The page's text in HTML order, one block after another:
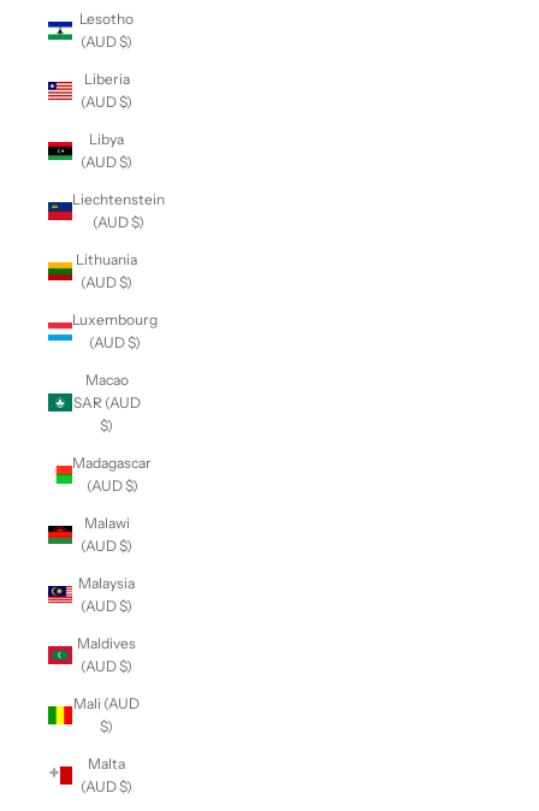
Lesotho
(AUD $)
Liberia
(AUD $)
Libya
(AUD $)
Liechtenstein
(AUD $)
Lithuania
(AUD $)
Luxembourg
(AUD $)
Macao
SAR (AUD
$)
Madagascar
(AUD $)
Malawi
(AUD $)
Malaysia
(AUD $)
Maldives
(AUD $)
Mali (AUD
$)
Malta
(AUD $)